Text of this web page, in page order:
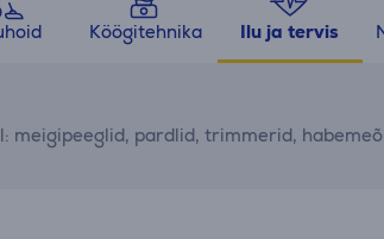
Köögitehnika Ilu ja tervis
meigipeeglid, pardlid, trimmerid,